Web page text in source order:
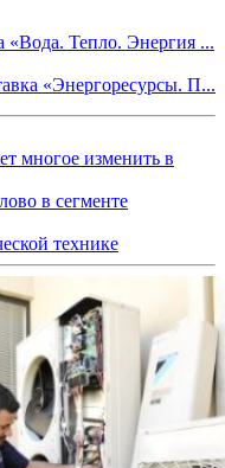
«Вода. Тепло. Энергия ...
«Энергоресурсы. П...
многое изменить в
в сегменте
технике